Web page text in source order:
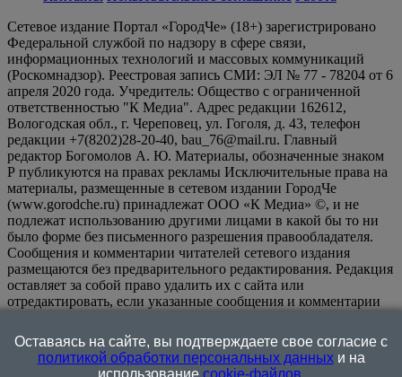
Сетевое издание Портал «ГородЧе» (18+) зарегистрировано
Федеральной службой по надзору в сфере связи,
информационных технологий и массовых коммуникаций
(Роскомнадзор). Реестровая запись СМИ: ЭЛ № 77 - 78204 от 6
апреля 2020 года. Учредитель: Общество с ограниченной
ответственностью "К Медиа". Адрес редакции 162612,
Вологодская обл., г. Череповец, ул. Гоголя, д. 43, телефон
редакции +7(8202)28-20-40, bau_76@mail.ru. Главный
редактор Богомолов А. Ю. Материалы, обозначенные знаком
Р публикуются на правах рекламы Исключительные права на
материалы, размещенные в сетевом издании ГородЧе
(www.gorodche.ru) принадлежат ООО «К Медиа» ©, и не
подлежат использованию другими лицами в какой бы то ни
было форме без письменного разрешения правообладателя.
Сообщения и комментарии читателей сетевого издания
размещаются без предварительного редактирования. Редакция
оставляет за собой право удалить их с сайта или
отредактировать, если указанные сообщения и комментарии
или нарушением иных требований закона.
информационном ресурсе применяются рекомендательные
технологии (информационные технологии предоставления
Оставаясь на сайте, вы подтверждаете свое согласие с
политикой обработки персональных данныхи на
использование cookie-файлов